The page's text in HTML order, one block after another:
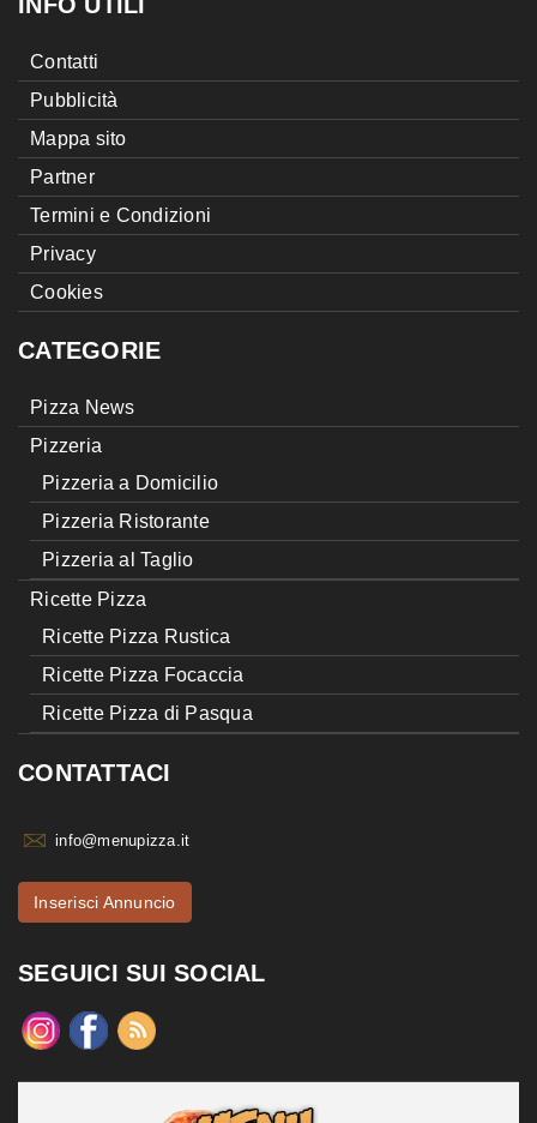
Contatti
Pubblicità
Mappa sito
Partner
Termini e Condizioni
Privacy
Cookies
CATEGORIE
Pizza News
Pizzeria
Pizzeria a Domicilio
Pizzeria Ristorante
Pizzeria al Taglio
Ricette Pizza
Ricette Pizza Rustica
Ricette Pizza Focaccia
Ricette Pizza di Pasqua
CONTATTACI
info@menupizza.it
Inserisci Annuncio
SEGUICI SUI SOCIAL